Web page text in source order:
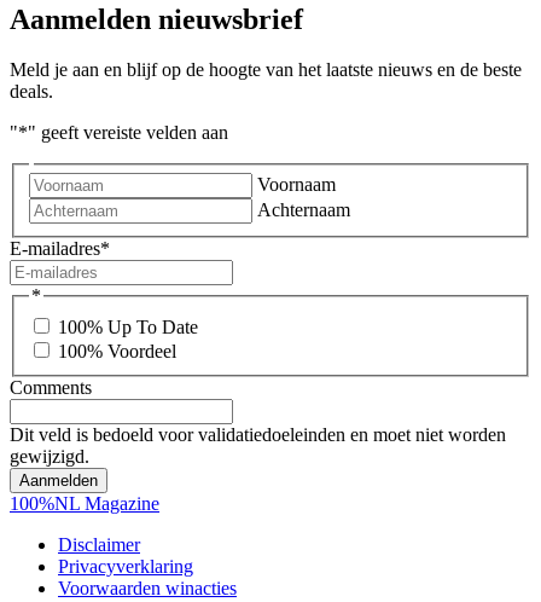
Aanmelden nieuwsbrief
Meld je aan en blijf op de hoogte van het laatste nieuws en de beste
deals.
"*" geeft vereiste velden aan
Voornaam
Achternaam
E-mailadres*
*
100% Up To Date
100% Voordeel
Comments
Dit veld is bedoeld voor validatiedoeleinden en moet niet worden
gewijzigd.
100%NL Magazine
Disclaimer
Privacyverklaring
Voorwaarden winacties